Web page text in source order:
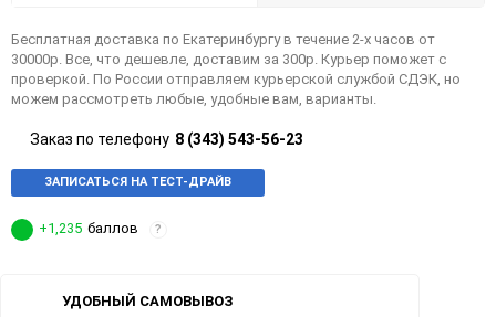
Бесплатная доставка по Екатеринбургу в течение 2-х часов от
30000р. Все, что дешевле, доставим за 300р. Курьер поможет с
проверкой. По России отправляем курьерской службой СДЭК, но
можем рассмотреть любые, удобные вам, варианты.
Заказ по телефону 8 (343) 543-56-23
ЗАПИСАТЬСЯ НА ТЕСТ-ДРАЙВ
+1,235 баллов ?
УДОБНЫЙ САМОВЫВОЗ